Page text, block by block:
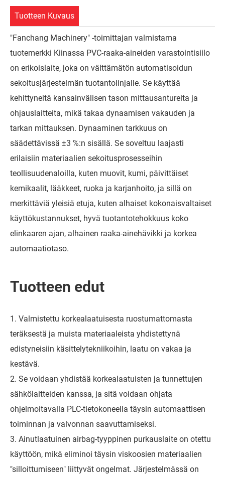
Tuotteen Kuvaus
"Fanchang Machinery" -toimittajan valmistama
tuotemerkki Kiinassa PVC-raaka-aineiden varastointisiilo
on erikoislaite, joka on välttämätön automatisoidun
sekoitusjärjestelmän tuotantolinjalle. Se käyttää
kehittyneitä kansainvälisen tason mittausantureita ja
ohjauslaitteita, mikä takaa dynaamisen vakauden ja
tarkan mittauksen. Dynaaminen tarkkuus on
säädettävissä ±3 %:n sisällä. Se soveltuu laajasti
erilaisiin materiaalien sekoitusprosesseihin
teollisuudenaloilla, kuten muovit, kumi, päivittäiset
kemikaalit, lääkkeet, ruoka ja karjanhoito, ja sillä on
merkittäviä yleisiä etuja, kuten alhaiset kokonaisvaltaiset
käyttökustannukset, hyvä tuotantotehokkuus koko
elinkaaren ajan, alhainen raaka-ainehävikki ja korkea
automaatiotaso.
Tuotteen edut
1. Valmistettu korkealaatuisesta ruostumattomasta
teräksestä ja muista materiaaleista yhdistettynä
edistyneisiin käsittelytekniikoihin, laatu on vakaa ja
kestävä.
2. Se voidaan yhdistää korkealaatuisten ja tunnettujen
sähkölaitteiden kanssa, ja sitä voidaan ohjata
ohjelmoitavalla PLC-tietokoneella täysin automaattisen
toiminnan ja valvonnan saavuttamiseksi.
3. Ainutlaatuinen airbag-tyyppinen purkauslaite on otettu
käyttöön, mikä eliminoi täysin viskoosien materiaalien
"silloittumiseen" liittyvät ongelmat. Järjestelmässä on